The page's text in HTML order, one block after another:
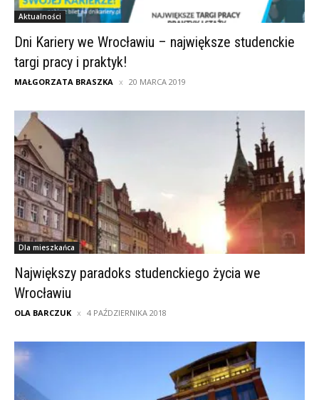
Aktualności
Dni Kariery we Wrocławiu – największe studenckie
targi pracy i praktyk!
MAŁGORZATA BRASZKA 20 MARCA 2019
Dla mieszkańca
Największy paradoks studenckiego życia we
Wrocławiu
OLA BARCZUK 4 PAŹDZIERNIKA 2018